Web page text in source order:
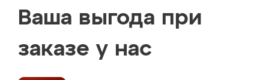
Ваша выгода при
заказе у нас